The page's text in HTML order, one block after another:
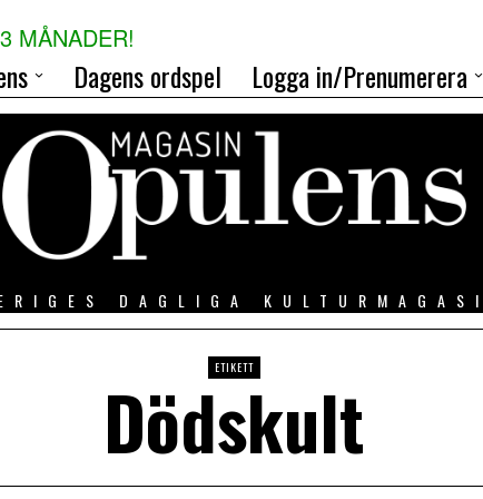
MÅNADER!
Dagens ordspel Logga in/Prenumerera
DAGLIGA
ETIKETT
Dödskult